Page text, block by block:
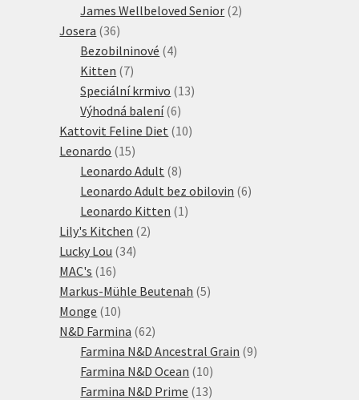
produkt
James Wellbeloved Senior 22
Josera 3636
produktů
Bezobilninové 44
Kitten 77
produktů
Speciální krmivo 1313
Výhodná balení 66
produktů
Kattovit Feline Diet 1010
Leonardo 1515
produktů
Leonardo Adult 88
produktů
Leonardo Adult bez obilovin 66
Leonardo Kitten 1 1
Lily's Kitchen 22
Lucky Lou 3434
MAC's 1616
produktů
Markus-Mühle Beutenah 55
Monge 1010
produktů
N&D Farmina 6262
produktů
Farmina N&D Ancestral Grain 99
Farmina N&D Ocean 1010
produktů
Farmina N&D Prime 1313